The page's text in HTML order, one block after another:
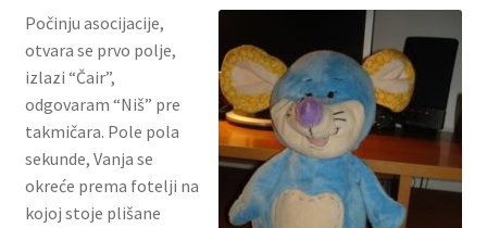
Počinju asocijacije,
otvara se prvo polje,
izlazi “Čair”,
odgovaram “Niš” pre
takmičara. Pole pola
sekunde, Vanja se
okreće prema fotelji na
kojoj stoje plišane